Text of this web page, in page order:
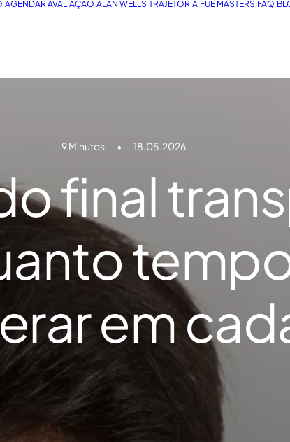
AGENDAR AVALIAÇÃO ALAN WELLS TRAJETÓRIA FUE MASTERS FAQ
9 Minutos • 18.05.2026
final
em